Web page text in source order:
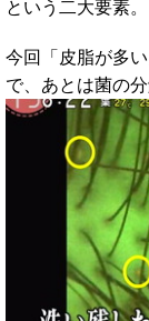
という二大要素。
今回「皮脂が多
で、あとは菌の